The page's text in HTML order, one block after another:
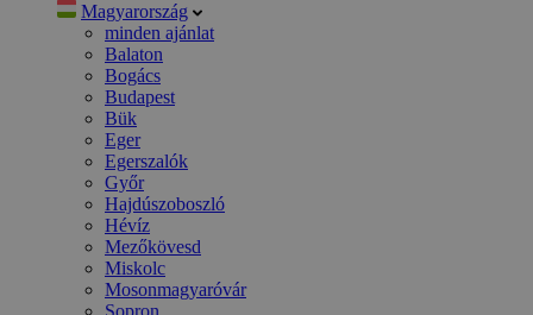
Magyarország
minden ajánlat
Balaton
Bogács
Budapest
Bük
Eger
Egerszalók
Győr
Hajdúszoboszló
Hévíz
Mezőkövesd
Miskolc
Mosonmagyaróvár